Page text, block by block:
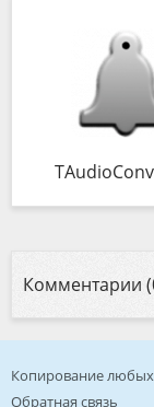
Комментарии
Копирование
Обратная связь